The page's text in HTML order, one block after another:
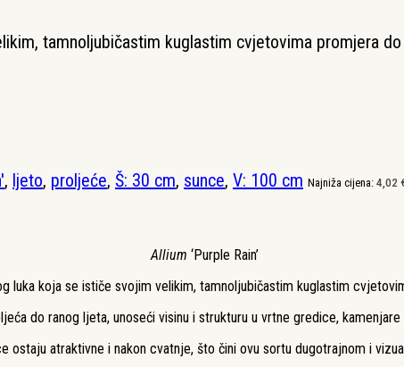
tamnoljubičastim kuglastim cvjetovima promjera
, ljeto, proljeće, Š: 30 cm, sunce, V: 100 cm Najniža cijena: 4,02
Allium ‘Purple Rain’
luka koja se ističe svojim velikim, tamnoljubičastim kuglastim
do ranog ljeta, unoseći visinu i strukturu u vrtne gredice,
ostaju atraktivne i nakon cvatnje, što čini ovu sortu dugotrajnom i